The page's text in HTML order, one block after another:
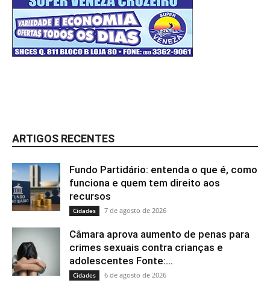
ARTIGOS RECENTES
Fundo Partidário: entenda o que é, como
funciona e quem tem direito aos
recursos
Cidades 7 de agosto de 2026
Câmara aprova aumento de penas para
crimes sexuais contra crianças e
adolescentes Fonte:...
Cidades 6 de agosto de 2026